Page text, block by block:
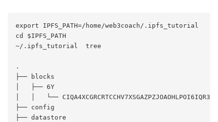
​​export IPFS_PATH=/home/web3coach/.ipfs_tutorial
cd $IPFS_PATH
~/.ipfs_tutorial  tree
.
├── blocks
│   ├── 6Y
│   │   └──
├── config
├── datastore